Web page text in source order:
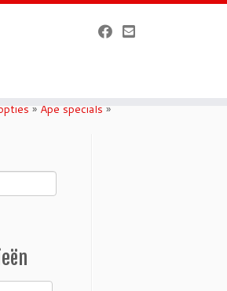
» Ape specials »